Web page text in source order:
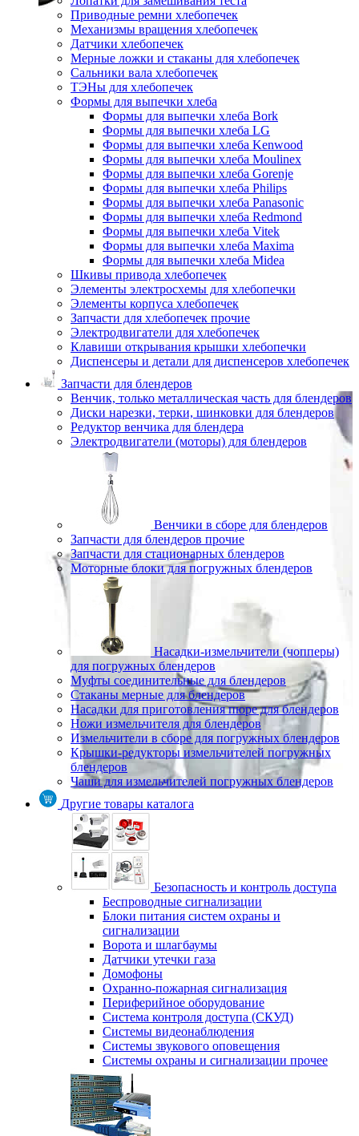
Приводные ремни хлебопечек
Механизмы вращения хлебопечек
Датчики хлебопечек
Мерные ложки и стаканы для хлебопечек
Сальники вала хлебопечек
ТЭНы для хлебопечек
Формы для выпечки хлеба
Формы для выпечки хлеба Bork
Формы для выпечки хлеба LG
Формы для выпечки хлеба Kenwood
Формы для выпечки хлеба Moulinex
Формы для выпечки хлеба Gorenje
Формы для выпечки хлеба Philips
Формы для выпечки хлеба Panasonic
Формы для выпечки хлеба Redmond
Формы для выпечки хлеба Vitek
Формы для выпечки хлеба Maxima
Формы для выпечки хлеба Midea
Шкивы привода хлебопечек
Элементы электросхемы для хлебопечки
Элементы корпуса хлебопечек
Запчасти для хлебопечек прочие
Электродвигатели для хлебопечек
Клавиши открывания крышки хлебопечки
Диспенсеры и детали для диспенсеров хлебопечек
Запчасти для блендеров
Венчик, только металлическая часть для блендеров
Диски нарезки, терки, шинковки для блендеров
Редуктор венчика для блендера
Электродвигатели (моторы) для блендеров
Венчики в сборе для блендеров
Запчасти для блендеров прочие
Запчасти для стационарных блендеров
Моторные блоки для погружных блендеров
Насадки-измельчители (чопперы)
для погружных блендеров
Муфты соединительные для блендеров
Стаканы мерные для блендеров
Насадки для приготовления пюре для блендеров
Ножи измельчителя для блендеров
Измельчители в сборе для погружных блендеров
Крышки-редукторы измельчителей погружных
блендеров
Чаши для измельчителей погружных блендеров
Другие товары каталога
Безопасность и контроль доступа
Беспроводные сигнализации
Блоки питания систем охраны и
сигнализации
Ворота и шлагбаумы
Датчики утечки газа
Домофоны
Охранно-пожарная сигнализация
Периферийное оборудование
Система контроля доступа (СКУД)
Системы видеонаблюдения
Системы звукового оповещения
Системы охраны и сигнализации прочее